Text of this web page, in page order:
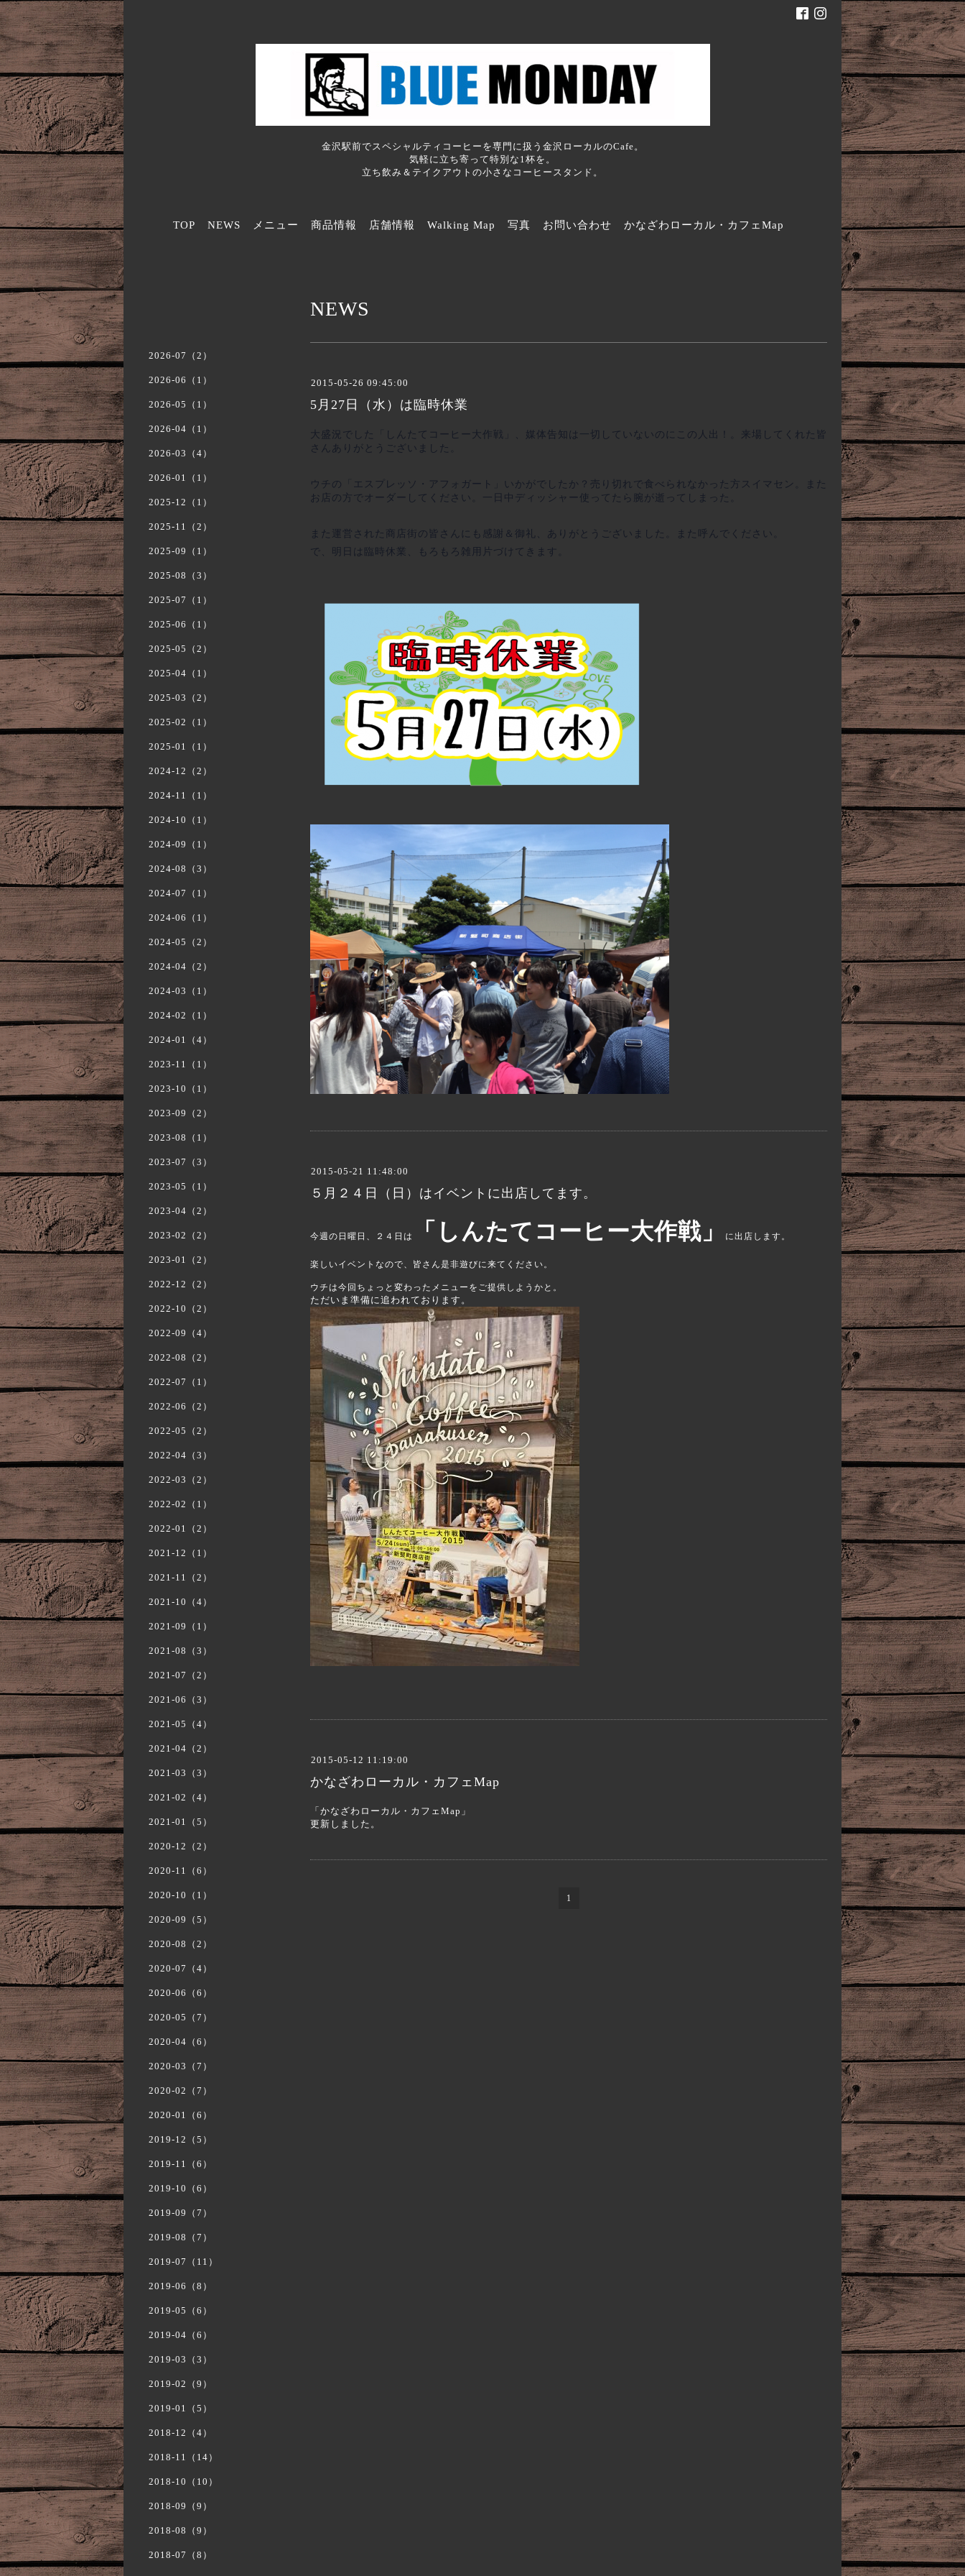
金沢駅前でスペシャルティコーヒーを専門に扱う金沢ローカルのCafe。
気軽に立ち寄って特別な1杯を。
立ち飲み＆テイクアウトの小さなコーヒースタンド。
TOP NEWS メニュー 商品情報 店舗情報 Walking Map 写真 お問い合わせ かなざわローカル・カフェMap
NEWS
2015-05-26 09:45:00
5月27日（水）は臨時休業
大盛況でした「しんたてコーヒー大作戦」、媒体告知は一切していないのにこの人出！。来場してくれた皆
さんありがとうございました。
ウチの「エスプレッソ・アフォガート」いかがでしたか？売り切れで食べられなかった方スイマセン。また
お店の方でオーダーしてください。一日中ディッシャー使ってたら腕が逝ってしまった。
また運営された商店街の皆さんにも感謝＆御礼、ありがとうございました。また呼んでください。
で、明日は臨時休業、もろもろ雑用片づけてきます。
2015-05-21 11:48:00
５月２４日（日）はイベントに出店してます。
今週の日曜日、２４日は 「しんたてコーヒー大作戦」 に出店します。
楽しいイベントなので、皆さん是非遊びに来てください。
ウチは今回ちょっと変わったメニューをご提供しようかと。
ただいま準備に追われております。
2015-05-12 11:19:00
かなざわローカル・カフェMap
「かなざわローカル・カフェMap」
更新しました。
1
2026-07（2）
2026-06（1）
2026-05（1）
2026-04（1）
2026-03（4）
2026-01（1）
2025-12（1）
2025-11（2）
2025-09（1）
2025-08（3）
2025-07（1）
2025-06（1）
2025-05（2）
2025-04（1）
2025-03（2）
2025-02（1）
2025-01（1）
2024-12（2）
2024-11（1）
2024-10（1）
2024-09（1）
2024-08（3）
2024-07（1）
2024-06（1）
2024-05（2）
2024-04（2）
2024-03（1）
2024-02（1）
2024-01（4）
2023-11（1）
2023-10（1）
2023-09（2）
2023-08（1）
2023-07（3）
2023-05（1）
2023-04（2）
2023-02（2）
2023-01（2）
2022-12（2）
2022-10（2）
2022-09（4）
2022-08（2）
2022-07（1）
2022-06（2）
2022-05（2）
2022-04（3）
2022-03（2）
2022-02（1）
2022-01（2）
2021-12（1）
2021-11（2）
2021-10（4）
2021-09（1）
2021-08（3）
2021-07（2）
2021-06（3）
2021-05（4）
2021-04（2）
2021-03（3）
2021-02（4）
2021-01（5）
2020-12（2）
2020-11（6）
2020-10（1）
2020-09（5）
2020-08（2）
2020-07（4）
2020-06（6）
2020-05（7）
2020-04（6）
2020-03（7）
2020-02（7）
2020-01（6）
2019-12（5）
2019-11（6）
2019-10（6）
2019-09（7）
2019-08（7）
2019-07（11）
2019-06（8）
2019-05（6）
2019-04（6）
2019-03（3）
2019-02（9）
2019-01（5）
2018-12（4）
2018-11（14）
2018-10（10）
2018-09（9）
2018-08（9）
2018-07（8）